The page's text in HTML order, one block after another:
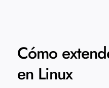
Cómo
en Linux